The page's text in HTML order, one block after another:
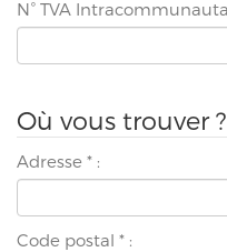
Où vous trouver ?
Adresse * :
Code postal * :